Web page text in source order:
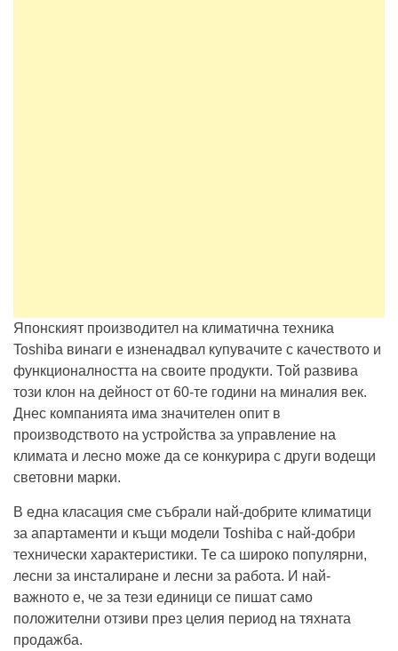
Японският производител на климатична техника
Toshiba винаги е изненадвал купувачите с качеството и
функционалността на своите продукти. Той развива
този клон на дейност от 60-те години на миналия век.
Днес компанията има значителен опит в
производството на устройства за управление на
климата и лесно може да се конкурира с други водещи
световни марки.
В една класация сме събрали най-добрите климатици
за апартаменти и къщи модели Toshiba с най-добри
технически характеристики. Те са широко популярни,
лесни за инсталиране и лесни за работа. И най-
важното е, че за тези единици се пишат само
положителни отзиви през целия период на тяхната
продажба.